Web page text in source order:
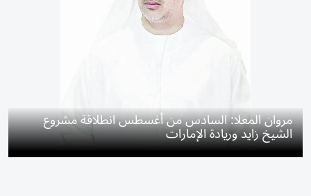
مروان المعلا: السادس من أغسطس انطلاقة مشروع
الشيخ زايد وريادة الإمارات